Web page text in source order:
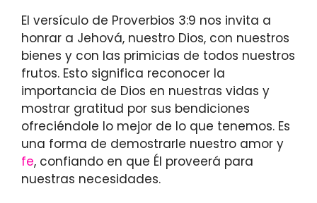
El versículo de Proverbios 3:9 nos invita a
honrar a Jehová, nuestro Dios, con nuestros
bienes y con las primicias de todos nuestros
frutos. Esto significa reconocer la
importancia de Dios en nuestras vidas y
mostrar gratitud por sus bendiciones
ofreciéndole lo mejor de lo que tenemos. Es
una forma de demostrarle nuestro amor y
fe, confiando en que Él proveerá para
nuestras necesidades.